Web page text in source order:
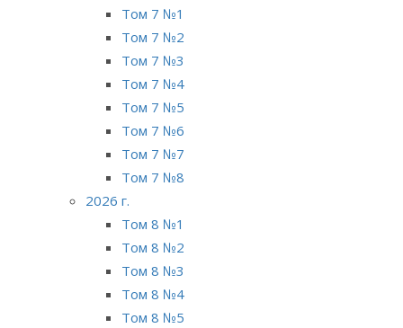
Том 7 №1
Том 7 №2
Том 7 №3
Том 7 №4
Том 7 №5
Том 7 №6
Том 7 №7
Том 7 №8
2026 г.
Том 8 №1
Том 8 №2
Том 8 №3
Том 8 №4
Том 8 №5